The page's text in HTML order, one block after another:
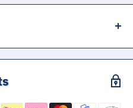
7900, Nikon Coolpix
P4, Nikon Coolpix P80,